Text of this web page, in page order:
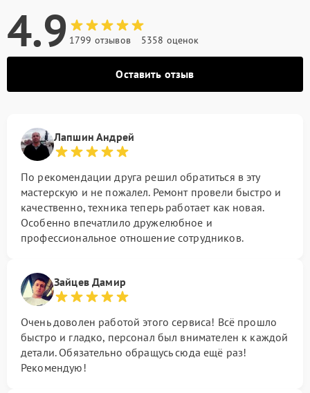
4.9 1799 отзывов 5358 оценок
Оставить отзыв
Лапшин Андрей
По рекомендации друга решил обратиться в эту
мастерскую и не пожалел. Ремонт провели быстро и
качественно, техника теперь работает как новая.
Особенно впечатлило дружелюбное и
профессиональное отношение сотрудников.
Зайцев Дамир
Очень доволен работой этого сервиса! Всё прошло
быстро и гладко, персонал был внимателен к каждой
детали. Обязательно обращусь сюда ещё раз!
Рекомендую!